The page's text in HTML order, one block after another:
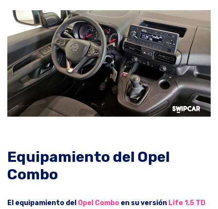
Equipamiento del Opel
Combo
El equipamiento del Opel Combo en su versión Life 1.5 TD